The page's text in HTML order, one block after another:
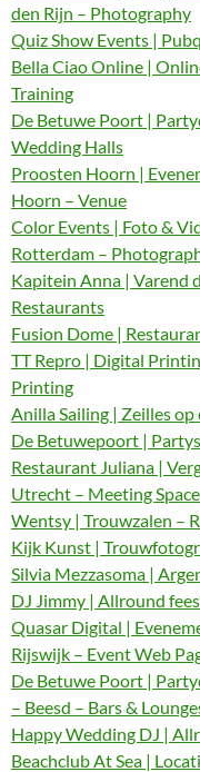
den Rijn – Photography
Quiz Show Events |
Bella Ciao Online |
Training
De Betuwe Poort |
Wedding Halls
Proosten Hoorn |
Hoorn – Venue
Color Events | Foto &
Rotterdam –
Kapitein Anna | Varend
Restaurants
Fusion Dome |
TT Repro | Digital
Printing
Anilla Sailing | Zeilles
De Betuwepoort |
Restaurant Juliana |
Utrecht – Meeting
Wentsy | Trouwzalen –
Kijk Kunst |
Silvia Mezzasoma |
DJ Jimmy | Allround
Quasar Digital |
Rijswijk – Event Web
De Betuwe Poort |
– Beesd – Bars &
Happy Wedding DJ |
Beachclub At Sea |